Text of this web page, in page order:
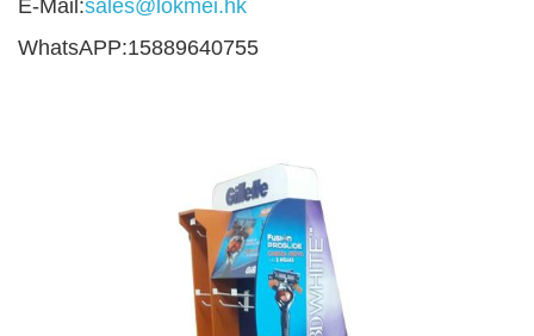
E-Mail:sales@lokmei.hk
WhatsAPP:15889640755